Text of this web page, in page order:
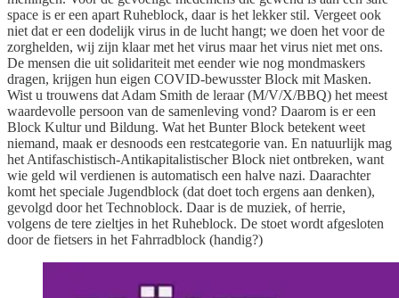
space is er een apart Ruheblock, daar is het lekker stil. Vergeet ook
niet dat er een dodelijk virus in de lucht hangt; we doen het voor de
zorghelden, wij zijn klaar met het virus maar het virus niet met ons.
De mensen die uit solidariteit met eender wie nog mondmaskers
dragen, krijgen hun eigen COVID-bewusster Block mit Masken.
Wist u trouwens dat Adam Smith de leraar (M/V/X/BBQ) het meest
waardevolle persoon van de samenleving vond? Daarom is er een
Block Kultur und Bildung. Wat het Bunter Block betekent weet
niemand, maak er desnoods een restcategorie van. En natuurlijk mag
het Antifaschistisch-Antikapitalistischer Block niet ontbreken, want
wie geld wil verdienen is automatisch een halve nazi. Daarachter
komt het speciale Jugendblock (dat doet toch ergens aan denken),
gevolgd door het Technoblock. Daar is de muziek, of herrie,
volgens de tere zieltjes in het Ruheblock. De stoet wordt afgesloten
door de fietsers in het Fahrradblock (handig?)